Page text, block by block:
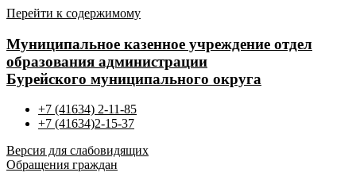
Перейти к содержимому
Муниципальное казенное учреждение отдел
образования администрации
Бурейского муниципального округа
+7 (41634) 2-11-85
+7 (41634)2-15-37
Версия для слабовидящих
Обращения граждан